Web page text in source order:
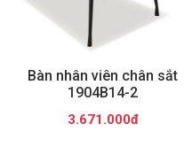
Bàn nhân viên chân sắt
1904B14-2
3.671.000đ